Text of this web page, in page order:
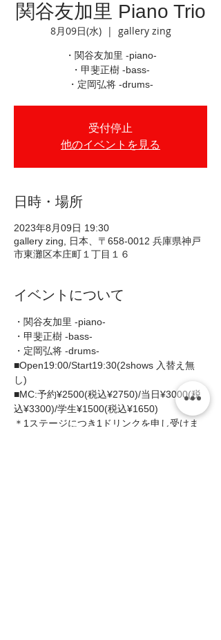
関谷友加里 Piano Trio
8月09日(水)
  |
gallery zing
・関谷友加里 -piano-
・甲斐正樹 -bass-
・定岡弘将 -drums-
受付停止
他のイベントを見る
日時・場所
2023年8月09日 19:30
gallery zing, 日本、〒658-0012 兵庫県神戸
市東灘区本庄町１丁目１６
イベントについて
・関谷友加里 -piano-
・甲斐正樹 -bass-
・定岡弘将 -drums-
■Open19:00/Start19:30(2shows 入替え無
し)
■MC:予約¥2500(税込¥2750)/当日¥3000(税
込¥3300)/学生¥1500(税込¥1650)
＊1ステージにつき1ドリンクを申し受けま